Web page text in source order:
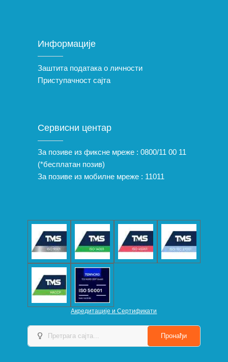
Информације
Заштита података о личности
Приступачност сајта
Сервисни центар
За позиве из фиксне мреже : 0800/11 00 11
(*бесплатан позив)
За позиве из мобилне мреже : 11011
Акредитације и Сертификати